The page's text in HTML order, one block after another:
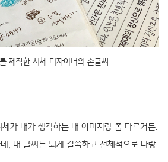
제작한 서체 디자이너의 손글씨
가 내가 생각하는 내 이미지랑 좀 다르거든.
, 내 글씨는 되게 길쭉하고 전체적으로 나랑